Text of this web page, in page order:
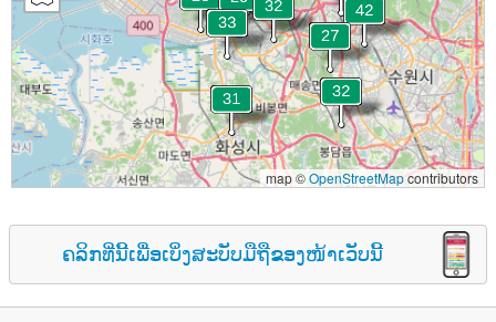
map ©OpenStreetMapcontributors
ຄລິກທີ່ນີ້ເພື່ອເບິ່ງສະບັບມືຖືຂອງໜ້າເວັບນີ້